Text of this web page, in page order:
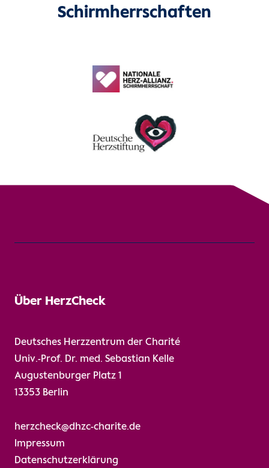
Schirmherrschaften
Über HerzCheck
Deutsches Herzzentrum der Charité
Univ.-Prof. Dr. med. Sebastian Kelle
Augustenburger Platz 1
13353 Berlin
herzcheck@dhzc-charite.de
Impressum
Datenschutzerklärung